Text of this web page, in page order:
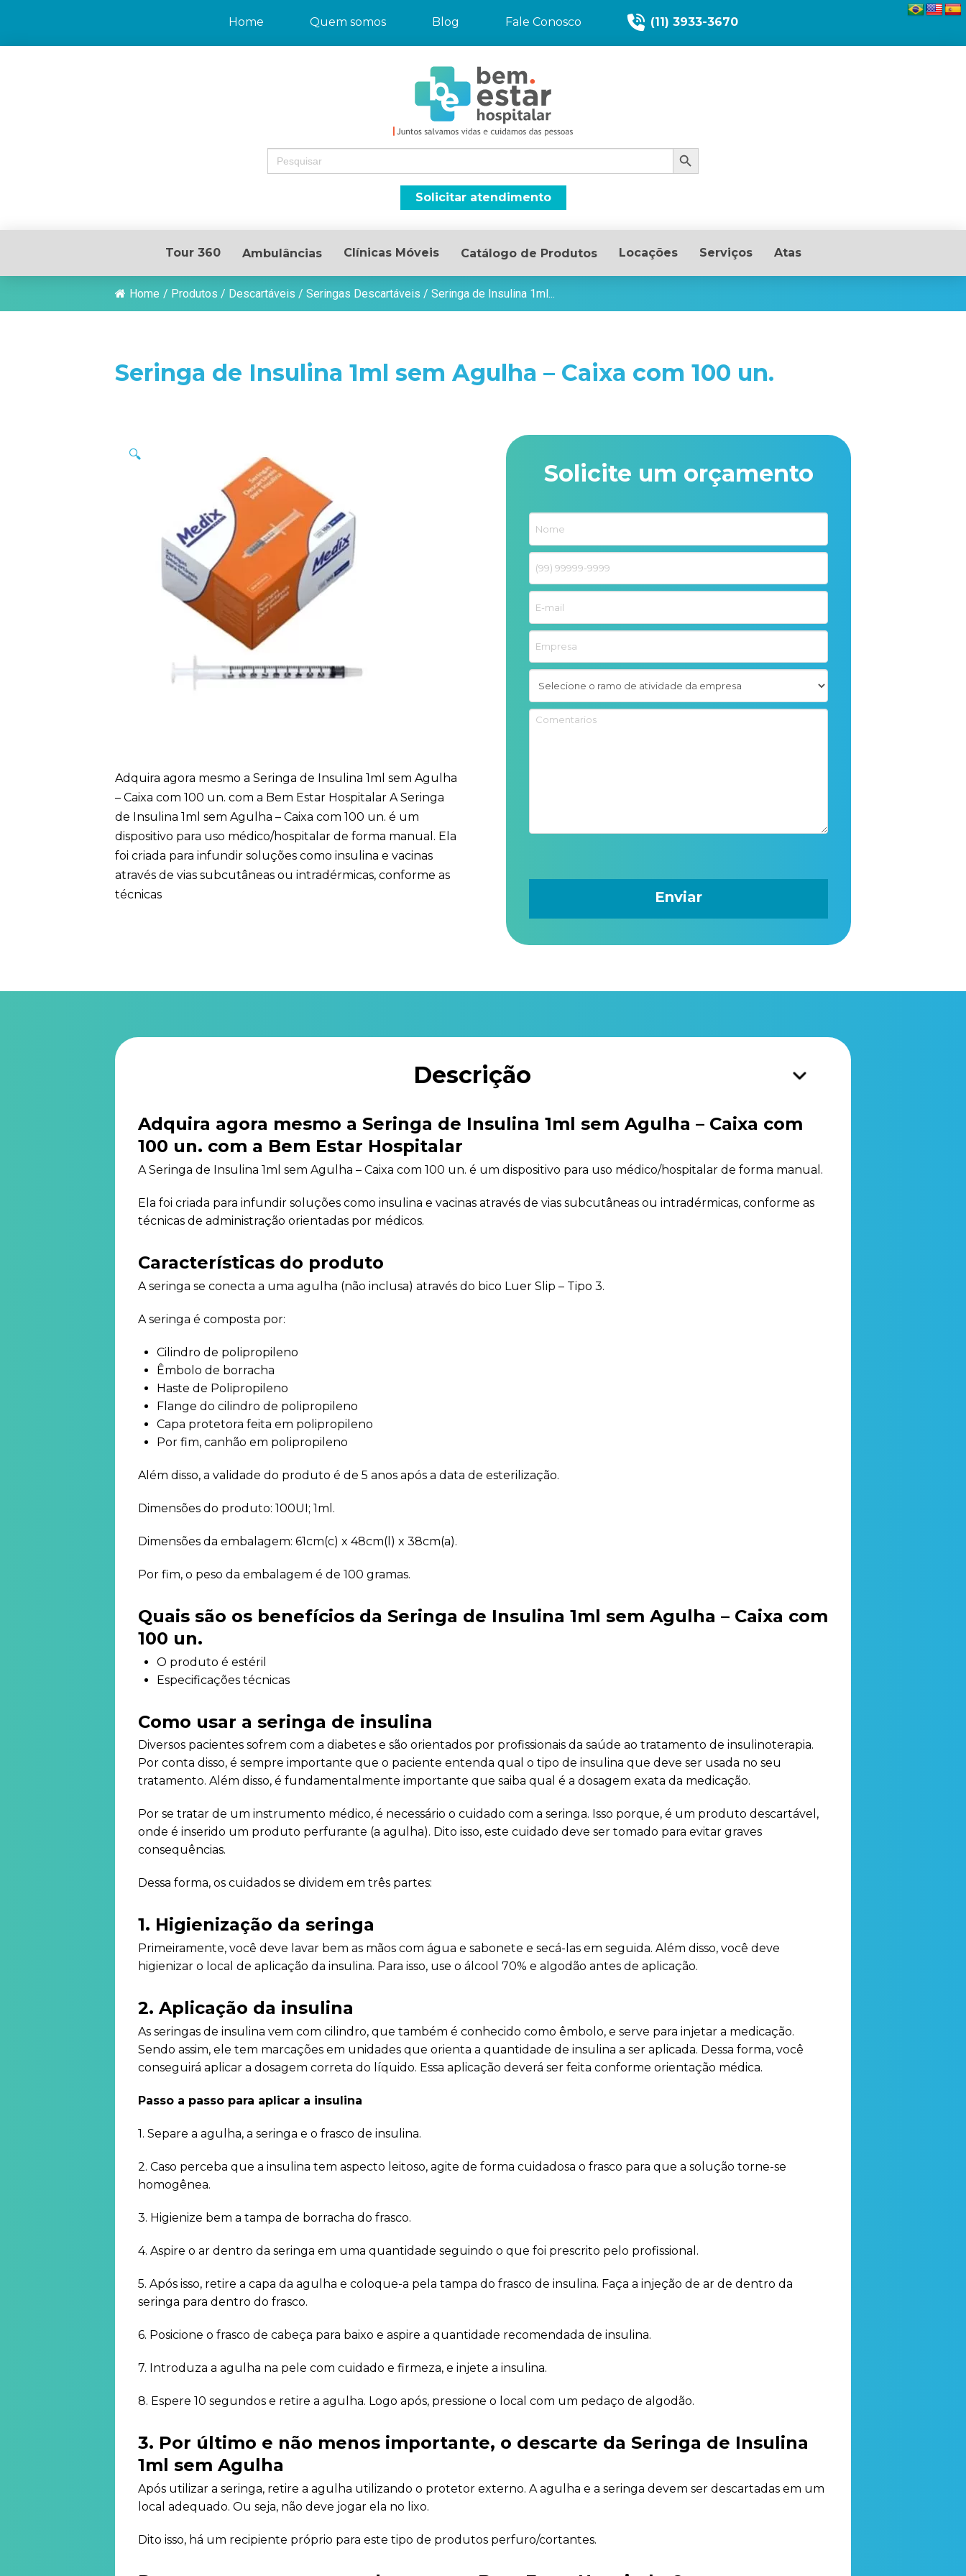
Home Quem somos Blog Fale Conosco (11) 3933-3670
Search
for:
Search Button
Solicitar atendimento
Tour 360 Ambulâncias Clínicas Móveis Catálogo de Produtos Locações Serviços Atas
Home / Produtos / Descartáveis / Seringas Descartáveis / Seringa de Insulina 1ml...
Seringa de Insulina 1ml sem Agulha – Caixa com 100 un.
🔍
Adquira agora mesmo a Seringa de Insulina 1ml sem Agulha
– Caixa com 100 un. com a Bem Estar Hospitalar A Seringa
de Insulina 1ml sem Agulha – Caixa com 100 un. é um
dispositivo para uso médico/hospitalar de forma manual. Ela
foi criada para infundir soluções como insulina e vacinas
através de vias subcutâneas ou intradérmicas, conforme as
técnicas
Solicite um orçamento
Descrição
Adquira agora mesmo a Seringa de Insulina 1ml sem Agulha – Caixa com
100 un. com a Bem Estar Hospitalar
A Seringa de Insulina 1ml sem Agulha – Caixa com 100 un. é um dispositivo para uso médico/hospitalar de forma manual.
Ela foi criada para infundir soluções como insulina e vacinas através de vias subcutâneas ou intradérmicas, conforme as
técnicas de administração orientadas por médicos.
Características do produto
A seringa se conecta a uma agulha (não inclusa) através do bico Luer Slip – Tipo 3.
A seringa é composta por:
Cilindro de polipropileno
Êmbolo de borracha
Haste de Polipropileno
Flange do cilindro de polipropileno
Capa protetora feita em polipropileno
Por fim, canhão em polipropileno
Além disso, a validade do produto é de 5 anos após a data de esterilização.
Dimensões do produto: 100UI; 1ml.
Dimensões da embalagem: 61cm(c) x 48cm(l) x 38cm(a).
Por fim, o peso da embalagem é de 100 gramas.
Quais são os benefícios da Seringa de Insulina 1ml sem Agulha – Caixa com
100 un.
O produto é estéril
Especificações técnicas
Como usar a seringa de insulina
Diversos pacientes sofrem com a diabetes e são orientados por profissionais da saúde ao tratamento de insulinoterapia.
Por conta disso, é sempre importante que o paciente entenda qual o tipo de insulina que deve ser usada no seu
tratamento. Além disso, é fundamentalmente importante que saiba qual é a dosagem exata da medicação.
Por se tratar de um instrumento médico, é necessário o cuidado com a seringa. Isso porque, é um produto descartável,
onde é inserido um produto perfurante (a agulha). Dito isso, este cuidado deve ser tomado para evitar graves
consequências.
Dessa forma, os cuidados se dividem em três partes:
1. Higienização da seringa
Primeiramente, você deve lavar bem as mãos com água e sabonete e secá-las em seguida. Além disso, você deve
higienizar o local de aplicação da insulina. Para isso, use o álcool 70% e algodão antes de aplicação.
2. Aplicação da insulina
As seringas de insulina vem com cilindro, que também é conhecido como êmbolo, e serve para injetar a medicação.
Sendo assim, ele tem marcações em unidades que orienta a quantidade de insulina a ser aplicada. Dessa forma, você
conseguirá aplicar a dosagem correta do líquido. Essa aplicação deverá ser feita conforme orientação médica.
Passo a passo para aplicar a insulina
1. Separe a agulha, a seringa e o frasco de insulina.
2. Caso perceba que a insulina tem aspecto leitoso, agite de forma cuidadosa o frasco para que a solução torne-se
homogênea.
3. Higienize bem a tampa de borracha do frasco.
4. Aspire o ar dentro da seringa em uma quantidade seguindo o que foi prescrito pelo profissional.
5. Após isso, retire a capa da agulha e coloque-a pela tampa do frasco de insulina. Faça a injeção de ar de dentro da
seringa para dentro do frasco.
6. Posicione o frasco de cabeça para baixo e aspire a quantidade recomendada de insulina.
7. Introduza a agulha na pele com cuidado e firmeza, e injete a insulina.
8. Espere 10 segundos e retire a agulha. Logo após, pressione o local com um pedaço de algodão.
3. Por último e não menos importante, o descarte da Seringa de Insulina
1ml sem Agulha
Após utilizar a seringa, retire a agulha utilizando o protetor externo. A agulha e a seringa devem ser descartadas em um
local adequado. Ou seja, não deve jogar ela no lixo.
Dito isso, há um recipiente próprio para este tipo de produtos perfuro/cortantes.